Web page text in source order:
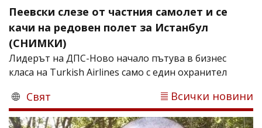
Пеевски слезе от частния самолет и се
качи на редовен полет за Истанбул
(СНИМКИ)
Лидерът на ДПС-Ново начало пътува в бизнес
класа на Turkish Airlines само с един охранител
Свят Всички новини